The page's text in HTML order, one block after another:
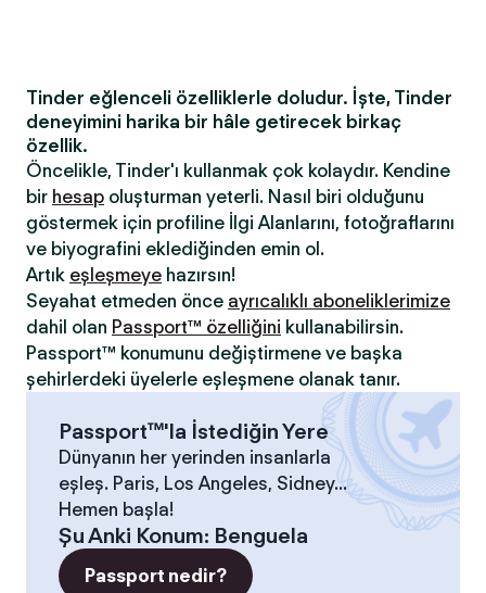
Tinder eğlenceli özelliklerle doludur. İşte, Tinder
deneyimini harika bir hâle getirecek birkaç
özellik.
Öncelikle, Tinder'ı kullanmak çok kolaydır. Kendine
bir hesap oluşturman yeterli. Nasıl biri olduğunu
göstermek için profiline İlgi Alanlarını, fotoğraflarını
ve biyografini eklediğinden emin ol.
Artık eşleşmeye hazırsın!
Seyahat etmeden önce ayrıcalıklı aboneliklerimize
dahil olan Passport™ özelliğini kullanabilirsin.
Passport™ konumunu değiştirmene ve başka
şehirlerdeki üyelerle eşleşmene olanak tanır.
Passport™'la İstediğin Yere
Dünyanın her yerinden insanlarla
eşleş. Paris, Los Angeles, Sidney...
Hemen başla!
Şu Anki Konum: Benguela
Passport nedir?